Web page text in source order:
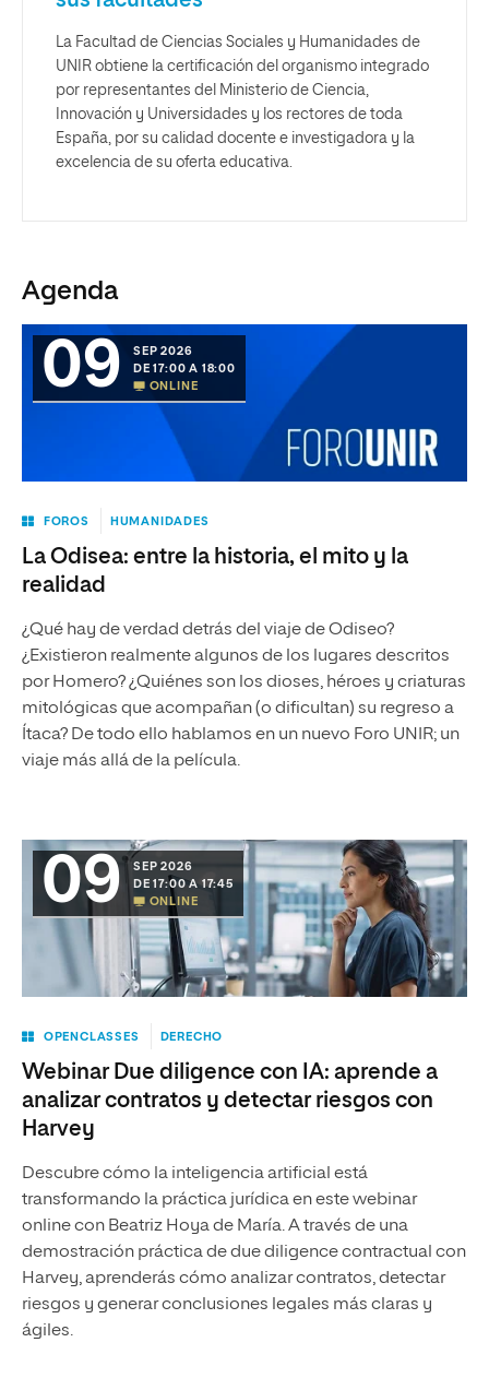
La Facultad de Ciencias Sociales y Humanidades de
UNIR obtiene la certificación del organismo integrado
por representantes del Ministerio de Ciencia,
Innovación y Universidades y los rectores de toda
España, por su calidad docente e investigadora y la
excelencia de su oferta educativa.
Agenda
09
SEP 2026
DE 17:00 A 18:00
ONLINE
FOROS HUMANIDADES
La Odisea: entre la historia, el mito y la
realidad
¿Qué hay de verdad detrás del viaje de Odiseo?
¿Existieron realmente algunos de los lugares descritos
por Homero? ¿Quiénes son los dioses, héroes y criaturas
mitológicas que acompañan (o dificultan) su regreso a
Ítaca? De todo ello hablamos en un nuevo Foro UNIR; un
viaje más allá de la película.
09
SEP 2026
DE 17:00 A 17:45
ONLINE
OPENCLASSES DERECHO
Webinar Due diligence con IA: aprende a
analizar contratos y detectar riesgos con
Harvey
Descubre cómo la inteligencia artificial está
transformando la práctica jurídica en este webinar
online con Beatriz Hoya de María. A través de una
demostración práctica de due diligence contractual con
Harvey, aprenderás cómo analizar contratos, detectar
riesgos y generar conclusiones legales más claras y
ágiles.